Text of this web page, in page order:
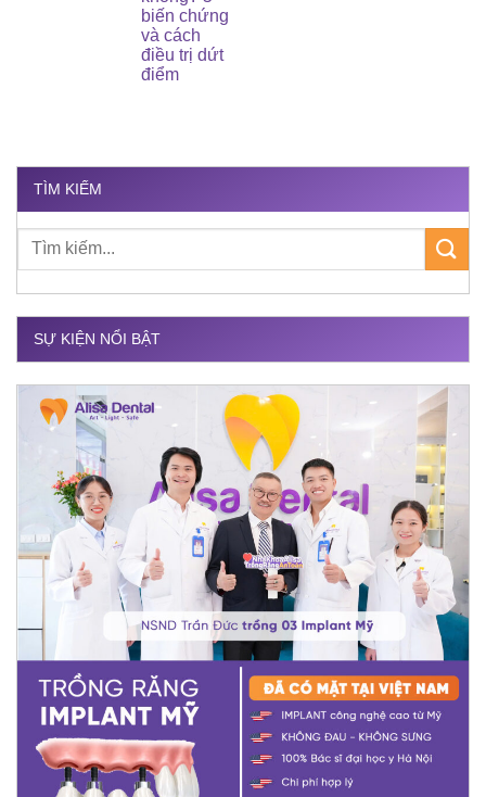
biến chứng
và cách
điều trị dứt
điểm
TÌM KIẾM
SỰ KIỆN NỔI BẬT